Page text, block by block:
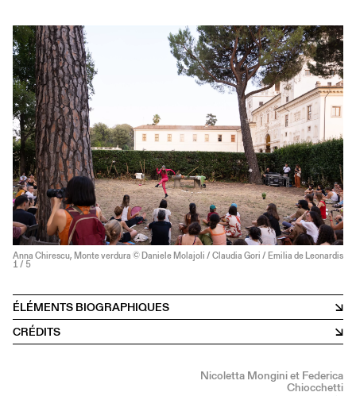
Anna Chirescu, Monte verdura © Daniele Molajoli / Claudia Gori / Emilia de Leonardis
1 / 5
ÉLÉMENTS BIOGRAPHIQUES
CRÉDITS
Nicoletta Mongini et Federica
Chiocchetti